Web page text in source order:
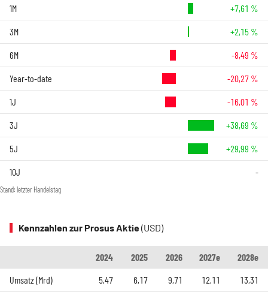
1M +7,61 %
3M +2,15 %
6M -8,49 %
Year-to-date -20,27 %
1J -16,01 %
3J +38,69 %
5J +29,99 %
10J -
Stand: letzter Handelstag
Kennzahlen zur Prosus Aktie(USD)
2024 2025 2026 2027e
2028e
Umsatz (Mrd)
5,47 6,17 9,71 12,11 13,31